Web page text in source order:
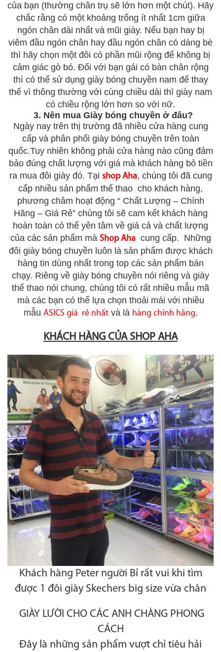
của bạn (thường chân trụ sẽ lớn hơn một chút). Hãy
chắc rằng có một khoảng trống ít nhất 1cm giữa
ngón chân dài nhất và mũi giày. Nếu bạn hay bị
viêm đầu ngón chân hay đầu ngón chân có dáng bè
thì hãy chọn một đôi có phần mũi rộng để không bị
cảm giác gò bó. Đối với bạn gái có bàn chân rộng
thì có thể sử dụng giày bóng chuyền nam để thay
thế vì thông thường với cùng chiều dài thì giày nam
có chiều rộng lớn hơn so với nữ.
3. Nên mua Giày bóng chuyền ở đâu?
Ngày nay trên thị trường đã nhiều cửa hàng cung
cấp và phân phối giày bóng chuyền trên toàn
quốc.Tuy nhiên không phải cửa hàng nào cũng đảm
bảo đúng chất lượng với giá mà khách hàng bỏ tiền
ra mua đôi giày đó. Tại shop Aha, chúng tôi đã cung
cấp nhiều sản phẩm thể thao cho khách hàng,
phương châm hoạt động “ Chất Lượng – Chính
Hãng – Giá Rẻ” chúng tôi sẽ cam kết khách hàng
hoàn toàn có thể yên tâm về giá cả và chất lượng
của các sản phẩm mà Shop Ahacung cấp. Những
đôi giày bóng chuyền luôn là sản phẩm được khách
hàng tin dùng nhất trong top các sản phẩm bán
chạy. Riêng về giày bóng chuyền nói riêng và giày
thể thao nói chung, chúng tôi có rất nhiều mẫu mã
mà các bạn có thể lựa chọn thoải mái với nhiều
mẫu ASICS giá rẻ nhấtvà là hàng chính hãng.
KHÁCH HÀNG CỦA SHOP AHA
Khách hàng Peter người Bỉ rất vui khi tìm
được 1 đôi giày Skechers big size vừa chân
GIÀY LƯỜI CHO CÁC ANH CHÀNG PHONG
CÁCH
Đây là những sản phẩm vượt chỉ tiêu hải